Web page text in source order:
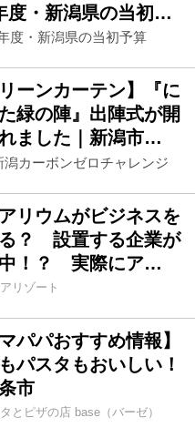
度・新潟県の当初…
度・新潟県の当初予算
リーンカーテン】『に
緑の陣』出陣式が開
ました｜新潟市…
潟カーボンゼロチャレンジ
リウムがビジネスを
？ 設置する企業が
！？ 実際にア…
リゾート
マパパおすすめ情報】
パスタもおいしい！
市
とピザの店 base（バーゼ）